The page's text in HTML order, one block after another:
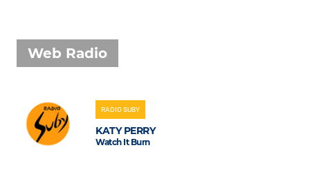
Web Radio
RADIO SUBY
KATY PERRY
Watch It Burn